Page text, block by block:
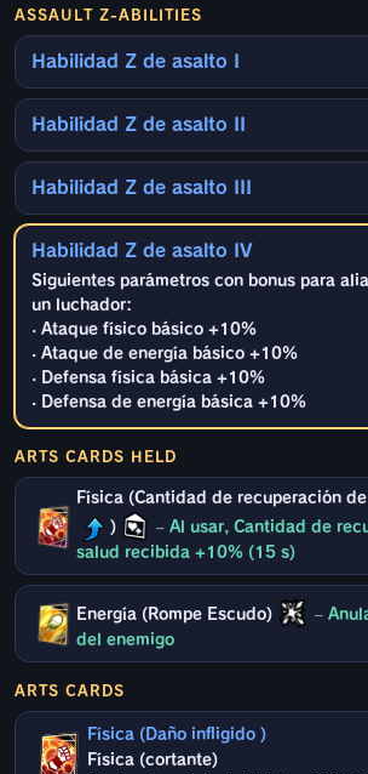
ASSAULT Z-ABILITIES
Habilidad Z de asalto I
Habilidad Z de asalto II
Habilidad Z de asalto III
Habilidad Z de asalto IV
Siguientes parámetros con bonus para
un luchador:
· Ataque físico básico +10%
· Ataque de energía básico +10%
· Defensa física básica +10%
· Defensa de energía básica +10%
ARTS CARDS HELD
Física (Cantidad de recuperación
)
– Al usar, Cantidad de
salud recibida +10% (15 s)
Energía (Rompe Escudo) –
del enemigo
ARTS CARDS
Física (Daño infligido )
Física (cortante)